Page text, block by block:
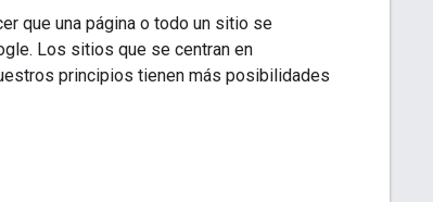
que una página o todo un sitio se
Los sitios que se centran en
principios tienen más posibilidades